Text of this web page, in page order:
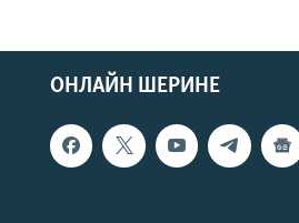
ОНЛАЙН ШЕРИНЕ